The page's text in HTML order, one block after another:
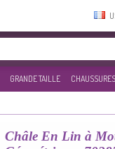
GRANDE TAILLE
Châle En Lin à